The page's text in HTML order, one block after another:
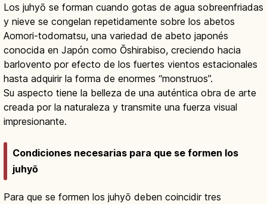
Los juhyō se forman cuando gotas de agua sobreenfriadas
y nieve se congelan repetidamente sobre los abetos
Aomori-todomatsu, una variedad de abeto japonés
conocida en Japón como Ōshirabiso, creciendo hacia
barlovento por efecto de los fuertes vientos estacionales
hasta adquirir la forma de enormes “monstruos”.
Su aspecto tiene la belleza de una auténtica obra de arte
creada por la naturaleza y transmite una fuerza visual
impresionante.
Condiciones necesarias para que se formen los
juhyō
Para que se formen los juhyō deben coincidir tres